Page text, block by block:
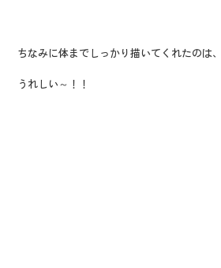
ちなみに体までしっかり描いてくれたのは
うれしい～！！